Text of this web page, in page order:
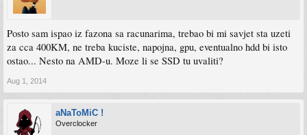
Posto sam ispao iz fazona sa racunarima, trebao bi mi savjet sta uzeti
za cca 400KM, ne treba kuciste, napojna, gpu, eventualno hdd bi isto
ostao... Nesto na AMD-u. Moze li se SSD tu uvaliti?
Aug 1, 2014
aNaToMiC !
Overclocker